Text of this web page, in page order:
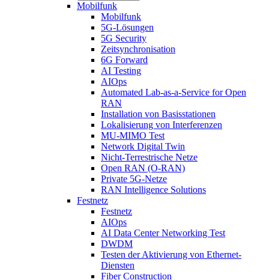
Mobilfunk
Mobilfunk
5G-Lösungen
5G Security
Zeitsynchronisation
6G Forward
AI Testing
AIOps
Automated Lab-as-a-Service for Open
RAN
Installation von Basisstationen
Lokalisierung von Interferenzen
MU-MIMO Test
Network Digital Twin
Nicht-Terrestrische Netze
Open RAN (O-RAN)
Private 5G-Netze
RAN Intelligence Solutions
Festnetz
Festnetz
AIOps
AI Data Center Networking Test
DWDM
Testen der Aktivierung von Ethernet-
Diensten
Fiber Construction